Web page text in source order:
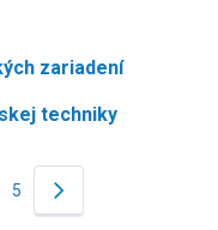
zariadení
techniky
5